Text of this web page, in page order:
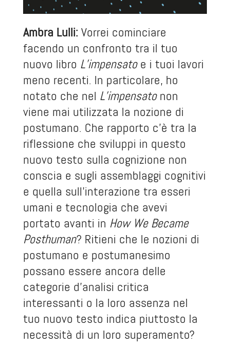
Ambra Lulli:Vorrei cominciare
facendo un confronto tra il tuo
nuovo libro L’impensatoe i tuoi lavori
meno recenti. In particolare, ho
notato che nel L’impensatonon
viene mai utilizzata la nozione di
postumano. Che rapporto c’è tra la
riflessione che sviluppi in questo
nuovo testo sulla cognizione non
conscia e sugli assemblaggi cognitivi
e quella sull’interazione tra esseri
umani e tecnologia che avevi
portato avanti in How We Became
Posthuman? Ritieni che le nozioni di
postumano e postumanesimo
possano essere ancora delle
categorie d’analisi critica
interessanti o la loro assenza nel
tuo nuovo testo indica piuttosto la
necessità di un loro superamento?